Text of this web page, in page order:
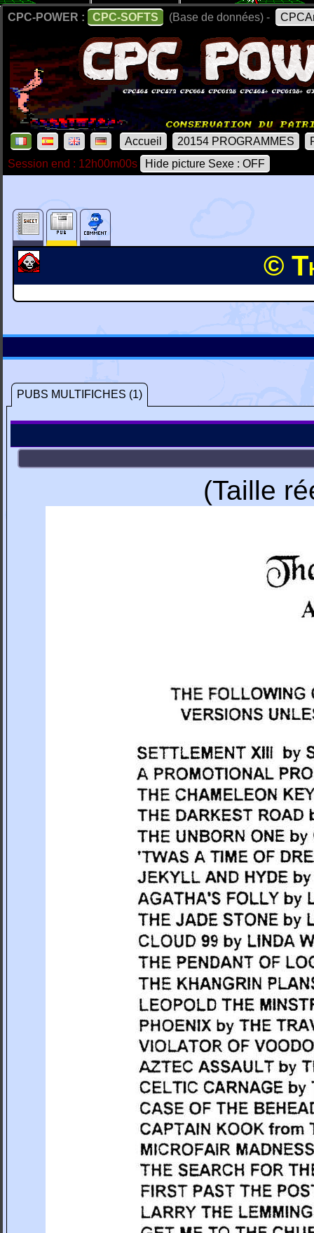
CPC-POWER : CPC-SOFTS (Base de données) -
Accueil 20154 PROGRAMMES
Session end : 12h00m00s
Hide picture Sexe : OFF
©
PUBS MULTIFICHES (1)
(Taille